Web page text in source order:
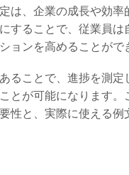
は、企業の成長や効率
することで、従業員は
ョンを高めることがで
ることで、進捗を測定
とが可能になります。
性と、実際に使える例